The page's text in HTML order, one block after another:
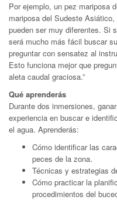
Por ejemplo, un pez mariposa
mariposa del Sudeste
pueden ser muy diferentes. Si
será mucho más fácil buscar
preguntar con sensatez al
Esto funciona mejor que
aleta caudal graciosa.”
Qué aprenderás
Durante dos inmersiones,
experiencia en buscar e
el agua. Aprenderás:
Cómo identificar las
peces de la zona.
Técnicas y estrategias
Cómo practicar la
procedimientos del